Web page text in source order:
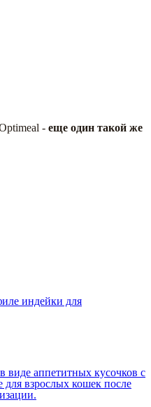
- еще один такой же
индейки для
аппетитных кусочков с
взрослых кошек после